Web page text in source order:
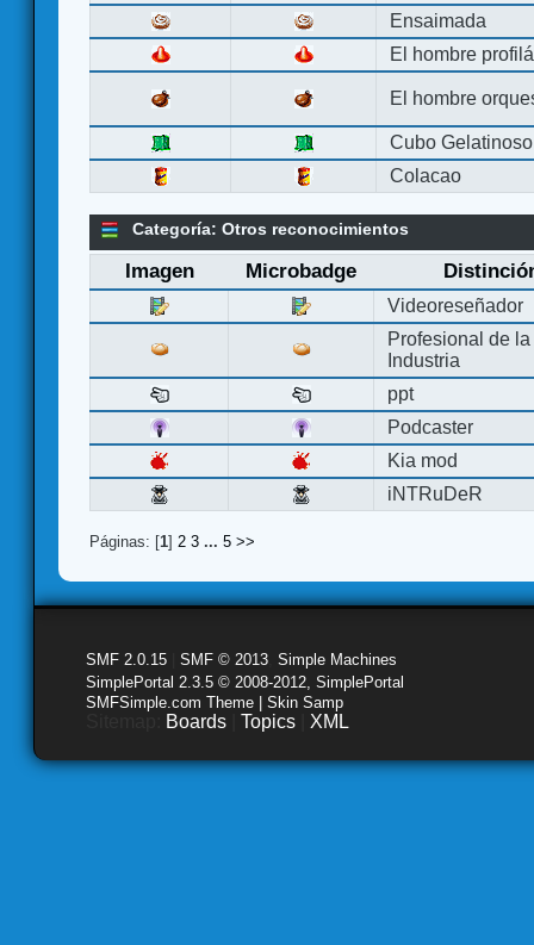
Ensaimada
El hombre
El hombre
Cubo Gelatinoso
Colacao
Categoría: Otros reconocimientos
Imagen Microbadge
Videoreseñador
Profesional de la
Industria
ppt
Podcaster
Kia mod
iNTRuDeR
Páginas: [1] 2 3 ... 5 >>
SMF 2.0.15 SMF © 2013 Simple Machines
SimplePortal 2.3.5 © 2008-2012, SimplePortal
SMFSimple.com Theme | Skin Samp
Boards Topics XML